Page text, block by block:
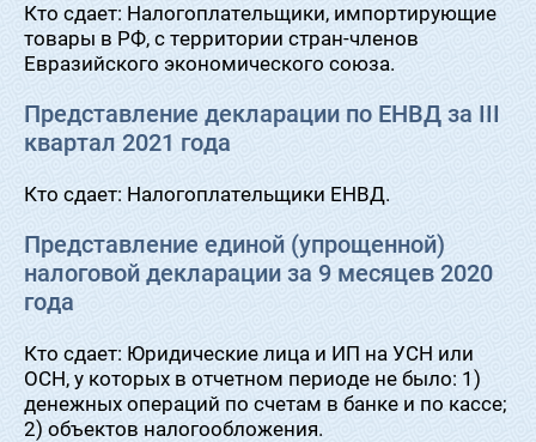
Кто сдает: Налогоплательщики, импортирующие
товары в РФ, с территории стран-членов
Евразийского экономического союза.
Представление декларации по ЕНВД за III
квартал 2021 года
Кто сдает: Налогоплательщики ЕНВД.
Представление единой (упрощенной)
налоговой декларации за 9 месяцев 2020
года
Кто сдает: Юридические лица и ИП на УСН или
ОСН, у которых в отчетном периоде не было: 1)
денежных операций по счетам в банке и по кассе;
2) объектов налогообложения.